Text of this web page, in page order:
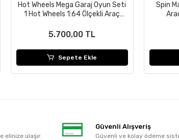
Hot Wheels Mega Garaj Oyun Seti
1 Hot Wheels 1:64 Ölçekli Araç
5.700,00 TL
Sepete Ekle
Spin
elinize ulaşır.
Güvenli Alışveriş
Güvenli ve kolay ödeme